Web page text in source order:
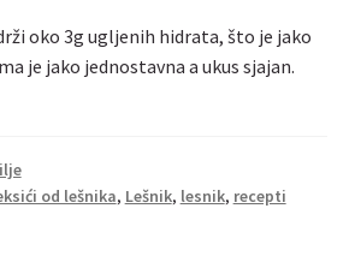
oko 3g ugljenih hidrata, što je jako
je jako jednostavna a ukus sjajan.
od lešnika, Lešnik, lesnik, recepti